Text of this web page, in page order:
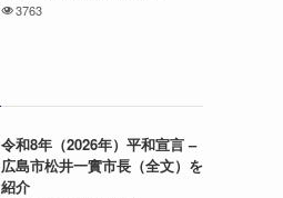
3763
令和8年（2026年）平和宣言 –
広島市松井一實市長（全文）を
紹介